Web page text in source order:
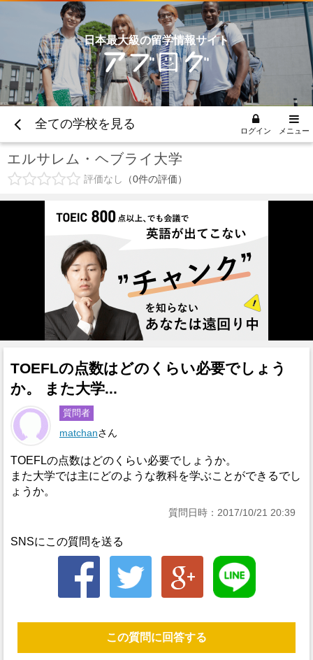
日本最大級の留学情報サイト
全ての学校を見る ログイン メニュー
エルサレム・ヘブライ大学
評価なし 0件の評価
TOEFLの点数はどのくらい必要でしょう
か。 また大学...
質問者
matchanさん
TOEFLの点数はどのくらい必要でしょうか。
また大学では主にどのような教科を学ぶことができるでし
ょうか。
質問日時：2017/10/21 20:39
SNSにこの質問を送る
この質問に回答する